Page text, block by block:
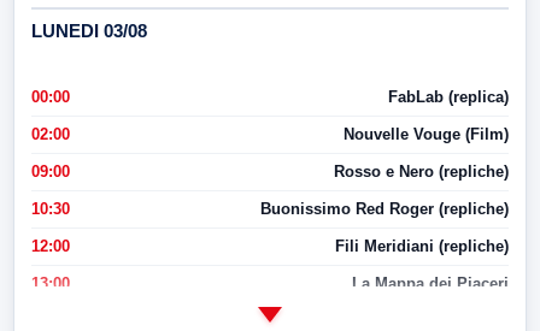
LUNEDI 03/08
00:00 FabLab (replica)
02:00 Nouvelle Vouge (Film)
09:00 Rosso e Nero (repliche)
10:30 Buonissimo Red Roger (repliche)
12:00 Fili Meridiani (repliche)
13:00 La Mappa dei Piaceri